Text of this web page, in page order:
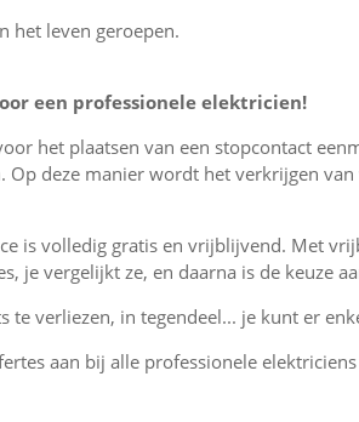
het leven geroepen.
een professionele elektricien!
het plaatsen van een stopcontact
Op deze manier wordt het verkrijgen
is volledig gratis en vrijblijvend. Met
je vergelijkt ze, en daarna is de keuze
verliezen, in tegendeel... je kunt er
aan bij alle professionele